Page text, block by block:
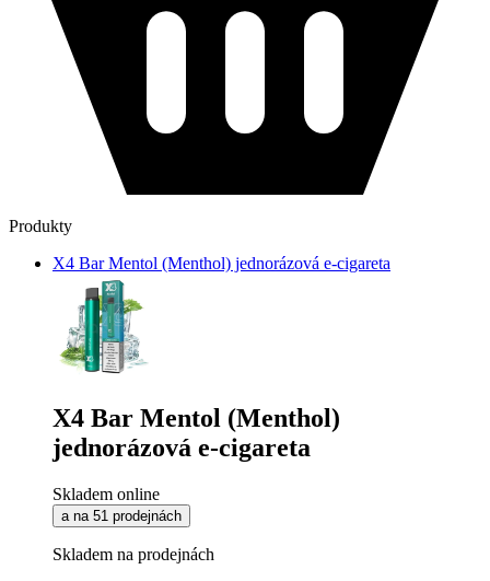
Produkty
X4 Bar Mentol (Menthol) jednorázová e-cigareta
X4 Bar Mentol (Menthol)
jednorázová e-cigareta
Skladem online
a na 51 prodejnách
Skladem na prodejnách